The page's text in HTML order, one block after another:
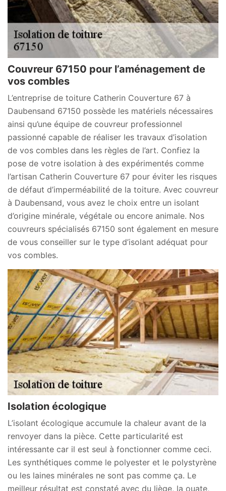
Couvreur 67150 pour l’aménagement de
vos combles
L’entreprise de toiture Catherin Couverture 67 à
Daubensand 67150 possède les matériels nécessaires
ainsi qu’une équipe de couvreur professionnel
passionné capable de réaliser les travaux d’isolation
de vos combles dans les règles de l’art. Confiez la
pose de votre isolation à des expérimentés comme
l’artisan Catherin Couverture 67 pour éviter les risques
de défaut d’imperméabilité de la toiture. Avec couvreur
à Daubensand, vous avez le choix entre un isolant
d’origine minérale, végétale ou encore animale. Nos
couvreurs spécialisés 67150 sont également en mesure
de vous conseiller sur le type d’isolant adéquat pour
vos combles.
Isolation écologique
L’isolant écologique accumule la chaleur avant de la
renvoyer dans la pièce. Cette particularité est
intéressante car il est seul à fonctionner comme ceci.
Les synthétiques comme le polyester et le polystyrène
ou les laines minérales ne sont pas comme ça. Le
meilleur résultat est constaté avec du liège, la ouate,